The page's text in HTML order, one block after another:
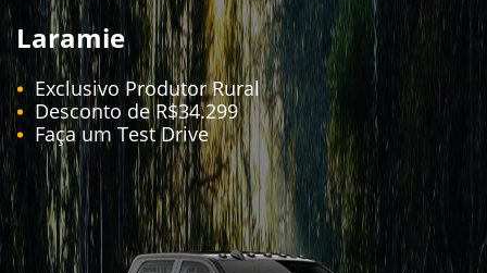
Laramie
Exclusivo Produtor Rural
Desconto de R$34.299
Faça um Test Drive